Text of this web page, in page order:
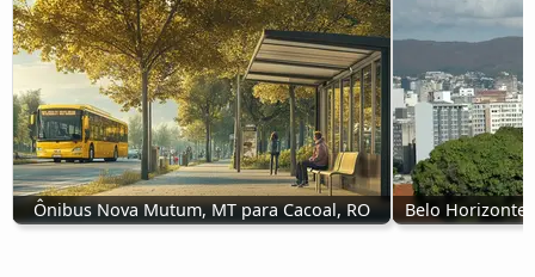
Ônibus Nova Mutum, MT para Cacoal, RO Belo Horizonte,